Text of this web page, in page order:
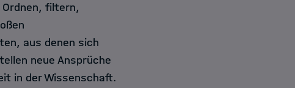
filtern,
aus denen sich
neue Ansprüche
in der Wissenschaft.